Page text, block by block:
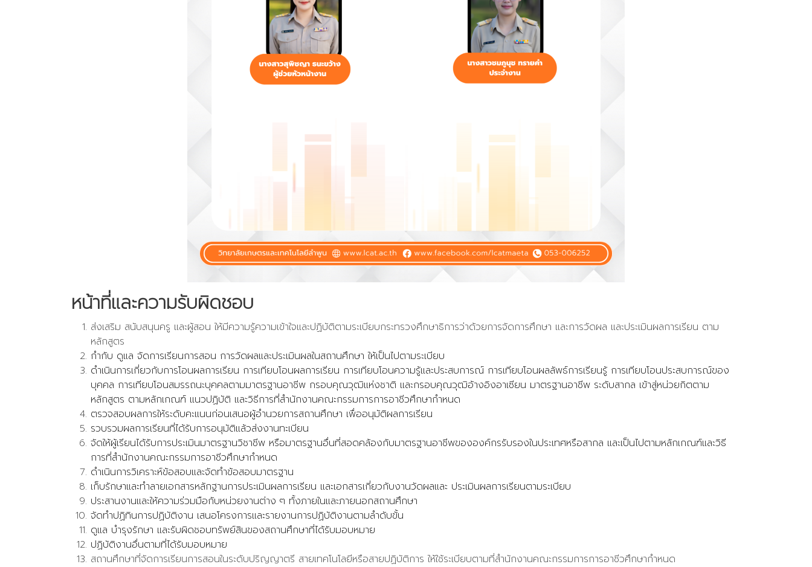
หน้าที่และความรับผิดชอบ
ส่งเสริม สนับสนุนครู และผู้สอน ให้มีความรู้ความเข้าใจและปฏิบัติตามระเบียบกระทรวงศึกษาธิการว่าด้วยการจัดการศึกษา และการวัดผล และประเมินผลการเรียน ตาม
หลักสูตร
กำกับ ดูแล จัดการเรียนการสอน การวัดผลและประเมินผลในสถานศึกษา ให้เป็นไปตามระเบียบ
ดำเนินการเกี่ยวกับการโอนผลการเรียน การเทียบโอนผลการเรียน การเทียบโอนความรู้และประสบการณ์ การเทียบโอนผลลัพธ์การเรียนรู้ การเทียบโอนประสบการณ์ของ
บุคคล การเทียบโอนสมรรถนะบุคคลตามมาตรฐานอาชีพ กรอบคุณวุฒิแห่งชาติ และกรอบคุณวุฒิอ้างอิงอาเซียน มาตรฐานอาชีพ ระดับสากล เข้าสู่หน่วยกิตตาม
หลักสูตร ตามหลักเกณฑ์ แนวปฏิบัติ และวิธีการที่สำนักงานคณะกรรมการการอาชีวศึกษากำหนด
ตรวจสอบผลการให้ระดับคะแนนก่อนเสนอผู้อำนวยการสถานศึกษา เพื่ออนุมัติผลการเรียน
รวบรวมผลการเรียนที่ได้รับการอนุมัติแล้วส่งงานทะเบียน
จัดให้ผู้เรียนได้รับการประเมินมาตรฐานวิชาชีพ หรือมาตรฐานอื่นที่สอดคล้องกับมาตรฐานอาชีพขององค์กรรับรองในประเทศหรือสากล และเป็นไปตามหลักเกณฑ์และวิธี
การที่สำนักงานคณะกรรมการอาชีวศึกษากำหนด
ดำเนินการวิเคราะห์ข้อสอบและจัดทำข้อสอบมาตรฐาน
เก็บรักษาและทำลายเอกสารหลักฐานการประเมินผลการเรียน และเอกสารเกี่ยวกับงานวัดผลและ ประเมินผลการเรียนตามระเบียบ
ประสานงานและให้ความร่วมมือกับหน่วยงานต่าง ๆ ทั้งภายในและภายนอกสถานศึกษา
จัดทำปฏิทินการปฏิบัติงาน เสนอโครงการและรายงานการปฏิบัติงานตามลำดับขั้น
ดูแล บำรุงรักษา และรับผิดชอบทรัพย์สินของสถานศึกษาที่ได้รับมอบหมาย
ปฏิบัติงานอื่นตามที่ได้รับมอบหมาย
สถานศึกษาที่จัดการเรียนการสอนในระดับปริญญาตรี สายเทคโนโลยีหรือสายปฏิบัติการ ให้ใช้ระเบียบตามที่สำนักงานคณะกรรมการการอาชีวศึกษากำหนด